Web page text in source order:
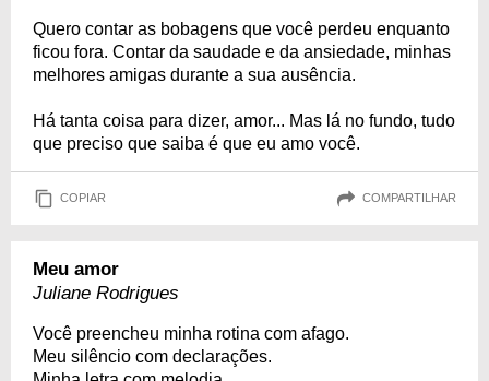
Quero contar as bobagens que você perdeu enquanto
ficou fora. Contar da saudade e da ansiedade, minhas
melhores amigas durante a sua ausência.
Há tanta coisa para dizer, amor... Mas lá no fundo, tudo
que preciso que saiba é que eu amo você.
COPIAR COMPARTILHAR
Meu amor
Juliane Rodrigues
Você preencheu minha rotina com afago.
Meu silêncio com declarações.